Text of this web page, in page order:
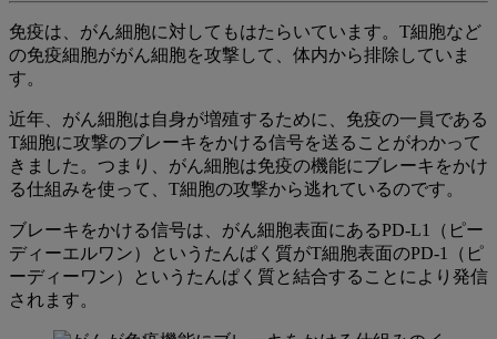
免疫は、がん細胞に対してもはたらいています。T細胞など
の免疫細胞ががん細胞を攻撃して、体内から排除していま
す。
近年、がん細胞は自身が増殖するために、免疫の一員である
T細胞に攻撃のブレーキをかける信号を送ることがわかって
きました。つまり、がん細胞は免疫の機能にブレーキをかけ
る仕組みを使って、T細胞の攻撃から逃れているのです。
ブレーキをかける信号は、がん細胞表面にあるPD-L1（ピー
ディーエルワン）というたんぱく質がT細胞表面のPD-1（ピ
ーディーワン）というたんぱく質と結合することにより発信
されます。